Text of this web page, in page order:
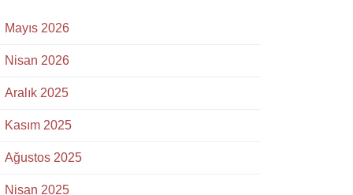
Mayıs 2026
Nisan 2026
Aralık 2025
Kasım 2025
Ağustos 2025
Nisan 2025